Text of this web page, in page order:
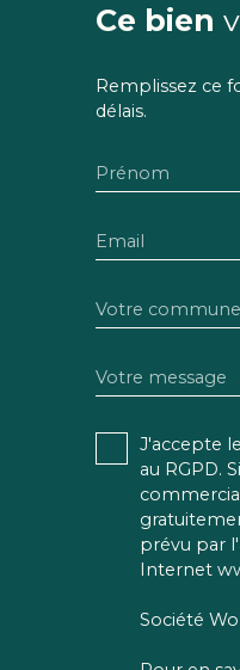
Ce bien
Remplissez ce
délais.
Prénom
Email
Votre commune
Votre message
J'accepte
au RGPD.
prévu par
Internet
Société